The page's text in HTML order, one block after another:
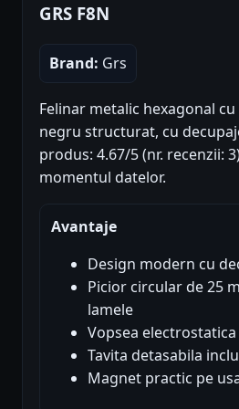
GRS F8N
Brand: Grs
Felinar metalic hexagonal
negru structurat, cu
produs: 4.67/5 (nr. recenzii:
momentul datelor.
Avantaje
Design modern cu
Picior circular de 25
lamele
Vopsea
Tavita detasabila
Magnet practic pe